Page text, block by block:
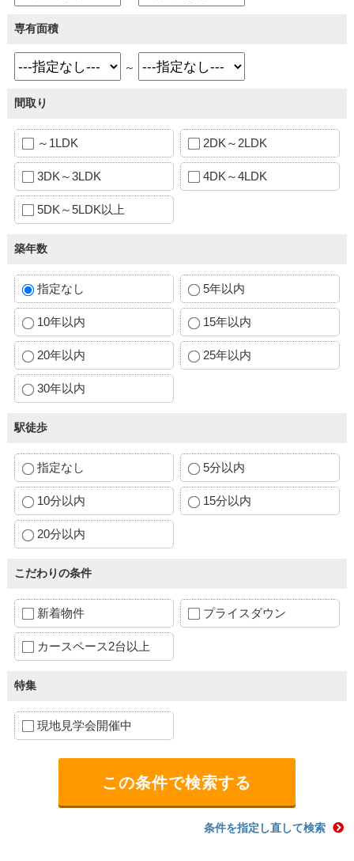
専有面積
～
間取り
～1LDK 2DK～2LDK
3DK～3LDK 4DK～4LDK
5DK～5LDK以上
築年数
指定なし 5年以内
10年以内 15年以内
20年以内 25年以内
30年以内
駅徒歩
指定なし 5分以内
10分以内 15分以内
20分以内
こだわりの条件
新着物件 プライスダウン
カースペース2台以上
特集
現地見学会開催中
条件を指定し直して検索